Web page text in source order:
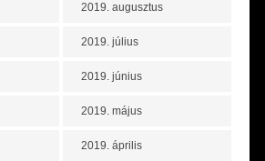
2019. augusztus
2019. július
2019. június
2019. május
2019. április